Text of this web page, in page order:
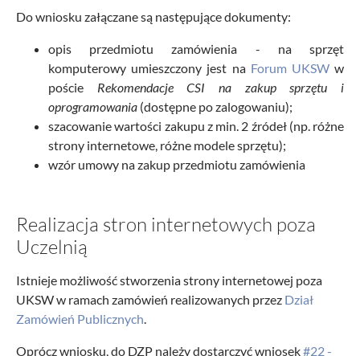
Do wniosku załączane są następujące dokumenty:
opis przedmiotu zamówienia - na sprzęt
komputerowy umieszczony jest na Forum UKSWw
poście Rekomendacje CSI na zakup sprzętu i
oprogramowania (dostępne po zalogowaniu);
szacowanie wartości zakupu z min. 2 źródeł (np. różne
strony internetowe, różne modele sprzętu);
wzór umowy na zakup przedmiotu zamówienia
Realizacja stron internetowych poza
Uczelnią
Istnieje możliwość stworzenia strony internetowej poza
UKSW w ramach zamówień realizowanych przez Dział
Zamówień Publicznych.
Oprócz wniosku, do DZP należy dostarczyć wniosek#22 -